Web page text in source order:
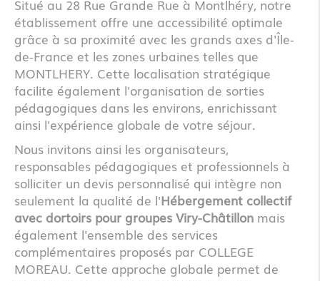
Situé au 28 Rue Grande Rue à Montlhéry, notre
établissement offre une accessibilité optimale
grâce à sa proximité avec les grands axes d'Île-
de-France et les zones urbaines telles que
MONTLHERY. Cette localisation stratégique
facilite également l'organisation de sorties
pédagogiques dans les environs, enrichissant
ainsi l'expérience globale de votre séjour.
Nous invitons ainsi les organisateurs,
responsables pédagogiques et professionnels à
solliciter un devis personnalisé qui intègre non
seulement la qualité de l'Hébergement collectif
avec dortoirs pour groupes Viry-Châtillon mais
également l'ensemble des services
complémentaires proposés par COLLEGE
MOREAU. Cette approche globale permet de